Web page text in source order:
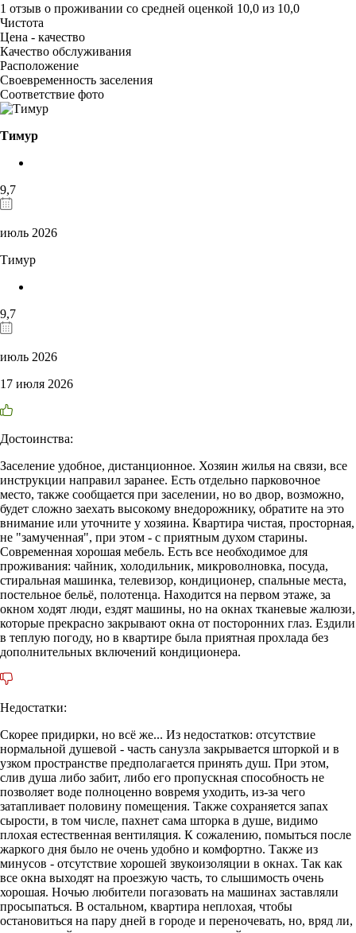
1 отзыв о проживании со средней оценкой 10,0 из 10,0
Чистота
Цена - качество
Качество обслуживания
Расположение
Своевременность заселения
Соответствие фото
Тимур
9,7
июль 2026
Тимур
9,7
июль 2026
17 июля 2026
Достоинства:
Заселение удобное, дистанционное. Хозяин жилья на связи, все
инструкции направил заранее. Есть отдельно парковочное
место, также сообщается при заселении, но во двор, возможно,
будет сложно заехать высокому внедорожнику, обратите на это
внимание или уточните у хозяина. Квартира чистая, просторная,
не "замученная", при этом - с приятным духом старины.
Современная хорошая мебель. Есть все необходимое для
проживания: чайник, холодильник, микроволновка, посуда,
стиральная машинка, телевизор, кондиционер, спальные места,
постельное бельё, полотенца. Находится на первом этаже, за
окном ходят люди, ездят машины, но на окнах тканевые жалюзи,
которые прекрасно закрывают окна от посторонних глаз. Ездили
в теплую погоду, но в квартире была приятная прохлада без
дополнительных включений кондиционера.
Недостатки:
Скорее придирки, но всё же... Из недостатков: отсутствие
нормальной душевой - часть санузла закрывается шторкой и в
узком пространстве предполагается принять душ. При этом,
слив душа либо забит, либо его пропускная способность не
позволяет воде полноценно вовремя уходить, из-за чего
затапливает половину помещения. Также сохраняется запах
сырости, в том числе, пахнет сама шторка в душе, видимо
плохая естественная вентиляция. К сожалению, помыться после
жаркого дня было не очень удобно и комфортно. Также из
минусов - отсутствие хорошей звукоизоляции в окнах. Так как
все окна выходят на проезжую часть, то слышимость очень
хорошая. Ночью любители погазовать на машинах заставляли
просыпаться. В остальном, квартира неплохая, чтобы
остановиться на пару дней в городе и переночевать, но, вряд ли,